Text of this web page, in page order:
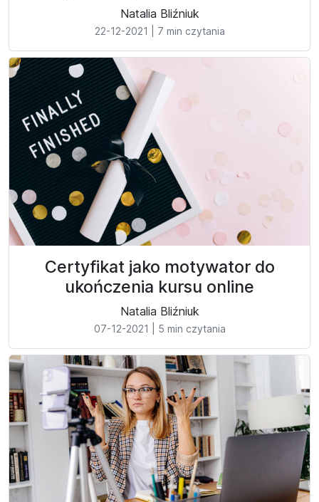
Natalia Bliźniuk
22-12-2021 7 min czytania
Certyfikat jako motywator do
ukończenia kursu online
Natalia Bliźniuk
07-12-2021 5 min czytania